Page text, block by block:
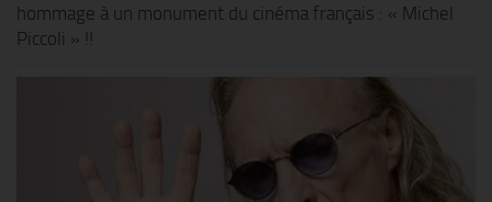
hommage à un monument du cinéma français : « Michel
Piccoli » !!